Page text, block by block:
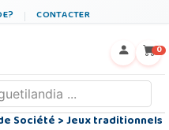
CONTACTER
0
Société>Jeux traditionnels